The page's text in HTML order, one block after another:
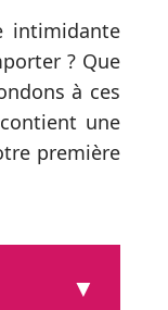
intimidante
? Que
à ces
une
première